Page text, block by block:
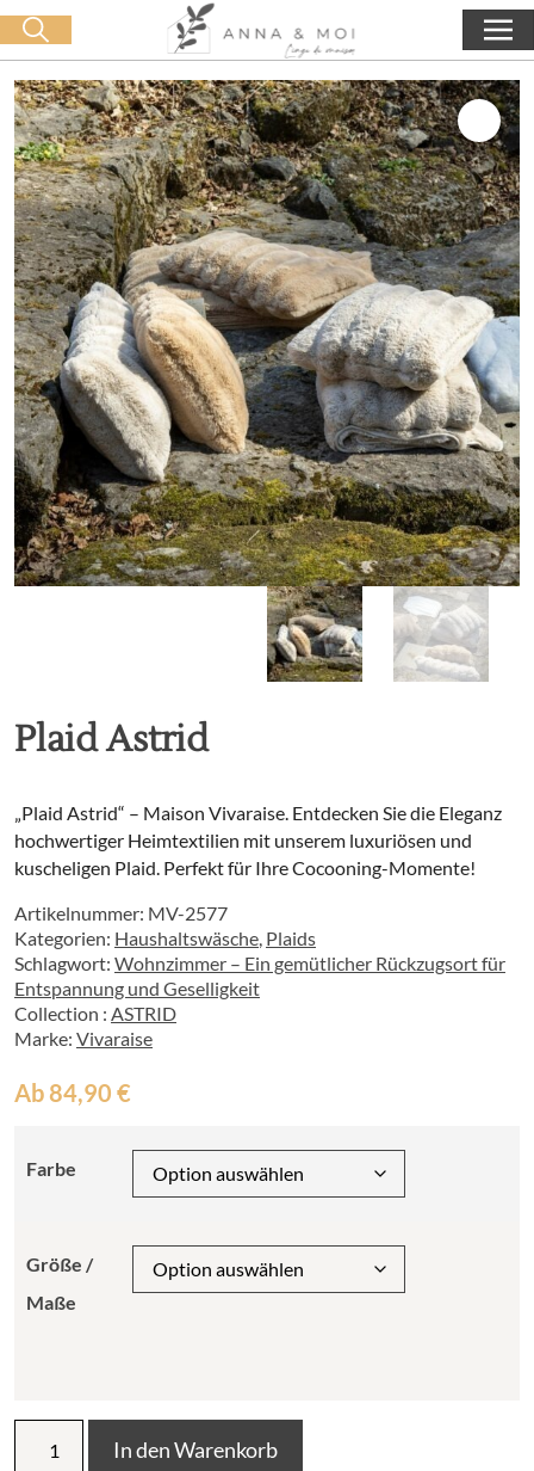
Kostenlose Lieferung ab 60€ Einkauf 0,00€
Suche starten
Plaid Astrid
„Plaid Astrid“ – Maison Vivaraise. Entdecken Sie die Eleganz
hochwertiger Heimtextilien mit unserem luxuriösen und
kuscheligen Plaid. Perfekt für Ihre Cocooning-Momente!
Artikelnummer: MV-2577
Kategorien: Haushaltswäsche, Plaids
Schlagwort: Wohnzimmer – Ein gemütlicher Rückzugsort für
Entspannung und Geselligkeit
Collection : ASTRID
Marke: Vivaraise
Ab84,90 €
Farbe
Größe /
Maße
Astrid
In den Warenkorb